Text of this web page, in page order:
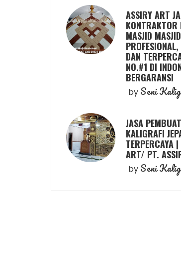
ASSIRY ART
KONTRAKTOR
MASJID MASJID
DAN
NO.#1 DI
BERGARANSI
by Seni
JASA
KALIGRAFI
TERPERCAYA
ART/ PT.
by Seni